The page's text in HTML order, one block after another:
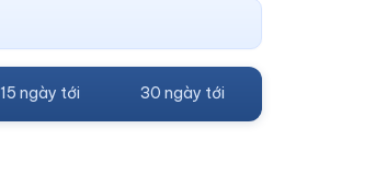
15 ngày tới 30 ngày tới